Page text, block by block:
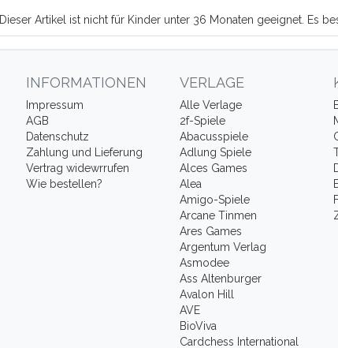
Dieser Artikel ist nicht für Kinder unter 36 Monaten geeignet. Es
INFORMATIONEN
Impressum
AGB
Datenschutz
Zahlung und Lieferung
Vertrag widewrrufen
Wie bestellen?
VERLAGE
Alle Verlage
2f-Spiele
Abacusspiele
Adlung Spiele
Alces Games
Alea
Amigo-Spiele
Arcane Tinmen
Ares Games
Argentum Verlag
Asmodee
Ass Altenburger
Avalon Hill
AVE
BioViva
Cardchess International